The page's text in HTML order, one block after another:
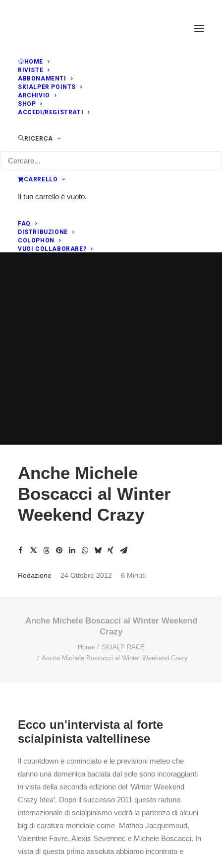
HOME
RIVISTE
ABBONAMENTI
SKIALPER POINTS
ARCHIVIO
SHOP
ACCEDI/REGISTRATI
RICERCA
CARRELLO
Il tuo carrello è vuoto.
FAQ
DISTRIBUZIONE
COLOPHON
VUOI COLLABORARE?
Anche Michele
Boscacci al Winter
Weekend Crazy
Redazione 24 Ottobre 2012 6 Minuti
Anche Michele Boscacci al Winter Weekend
Crazy
Home
SKIALP RACE
Anche Michele Boscacci al Winter Weekend Crazy
Ecco un'intervista al forte
scialpinista valtellinese
Il countdown è cominciato e le previsioni meteo che
danno una domenica baciata dal sole sono incoraggianti
in vista della seconda edizione del ‘Winter Weekend
Crazy Idea’. Dopo il successo 2011 questo raduno
internazionale di scialpinismo vedrà la partenza di alcuni
big di caratura mondiale come Matheo Jacquemoud,
Valentine Favre, Alexis Sevennec e Michele Boscacci. In
vista di questa prima assoluta abbiamo incontrato e